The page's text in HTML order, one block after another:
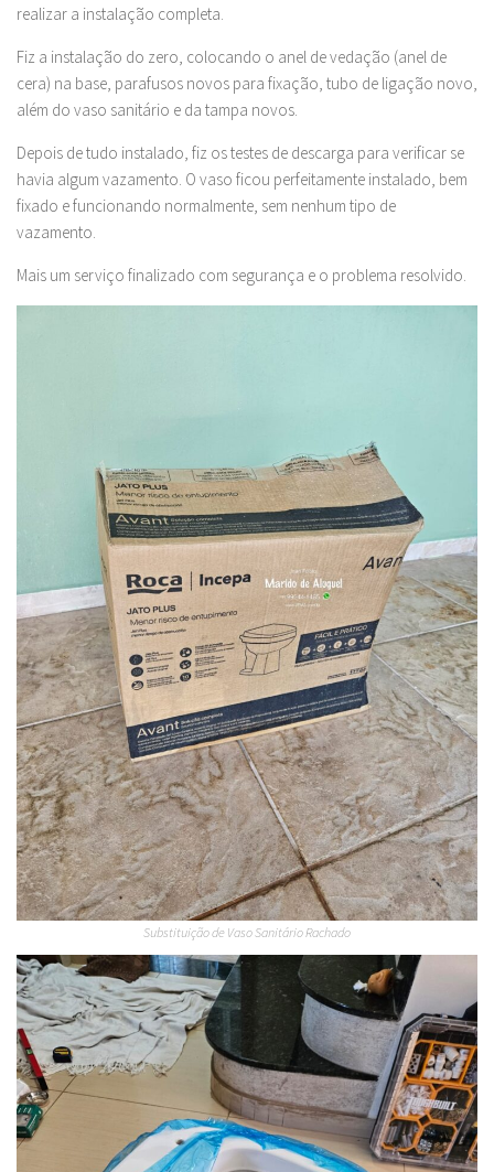
realizar a instalação completa.
Fiz a instalação do zero, colocando o anel de vedação (anel de
cera) na base, parafusos novos para fixação, tubo de ligação novo,
além do vaso sanitário e da tampa novos.
Depois de tudo instalado, fiz os testes de descarga para verificar se
havia algum vazamento. O vaso ficou perfeitamente instalado, bem
fixado e funcionando normalmente, sem nenhum tipo de
vazamento.
Mais um serviço finalizado com segurança e o problema resolvido.
Substituição de Vaso Sanitário Rachado